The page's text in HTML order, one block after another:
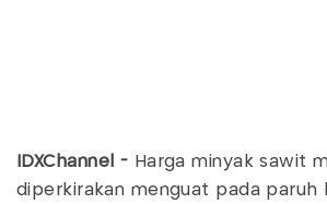
IDXChannel - Harga minyak sawit
diperkirakan menguat pada paruh